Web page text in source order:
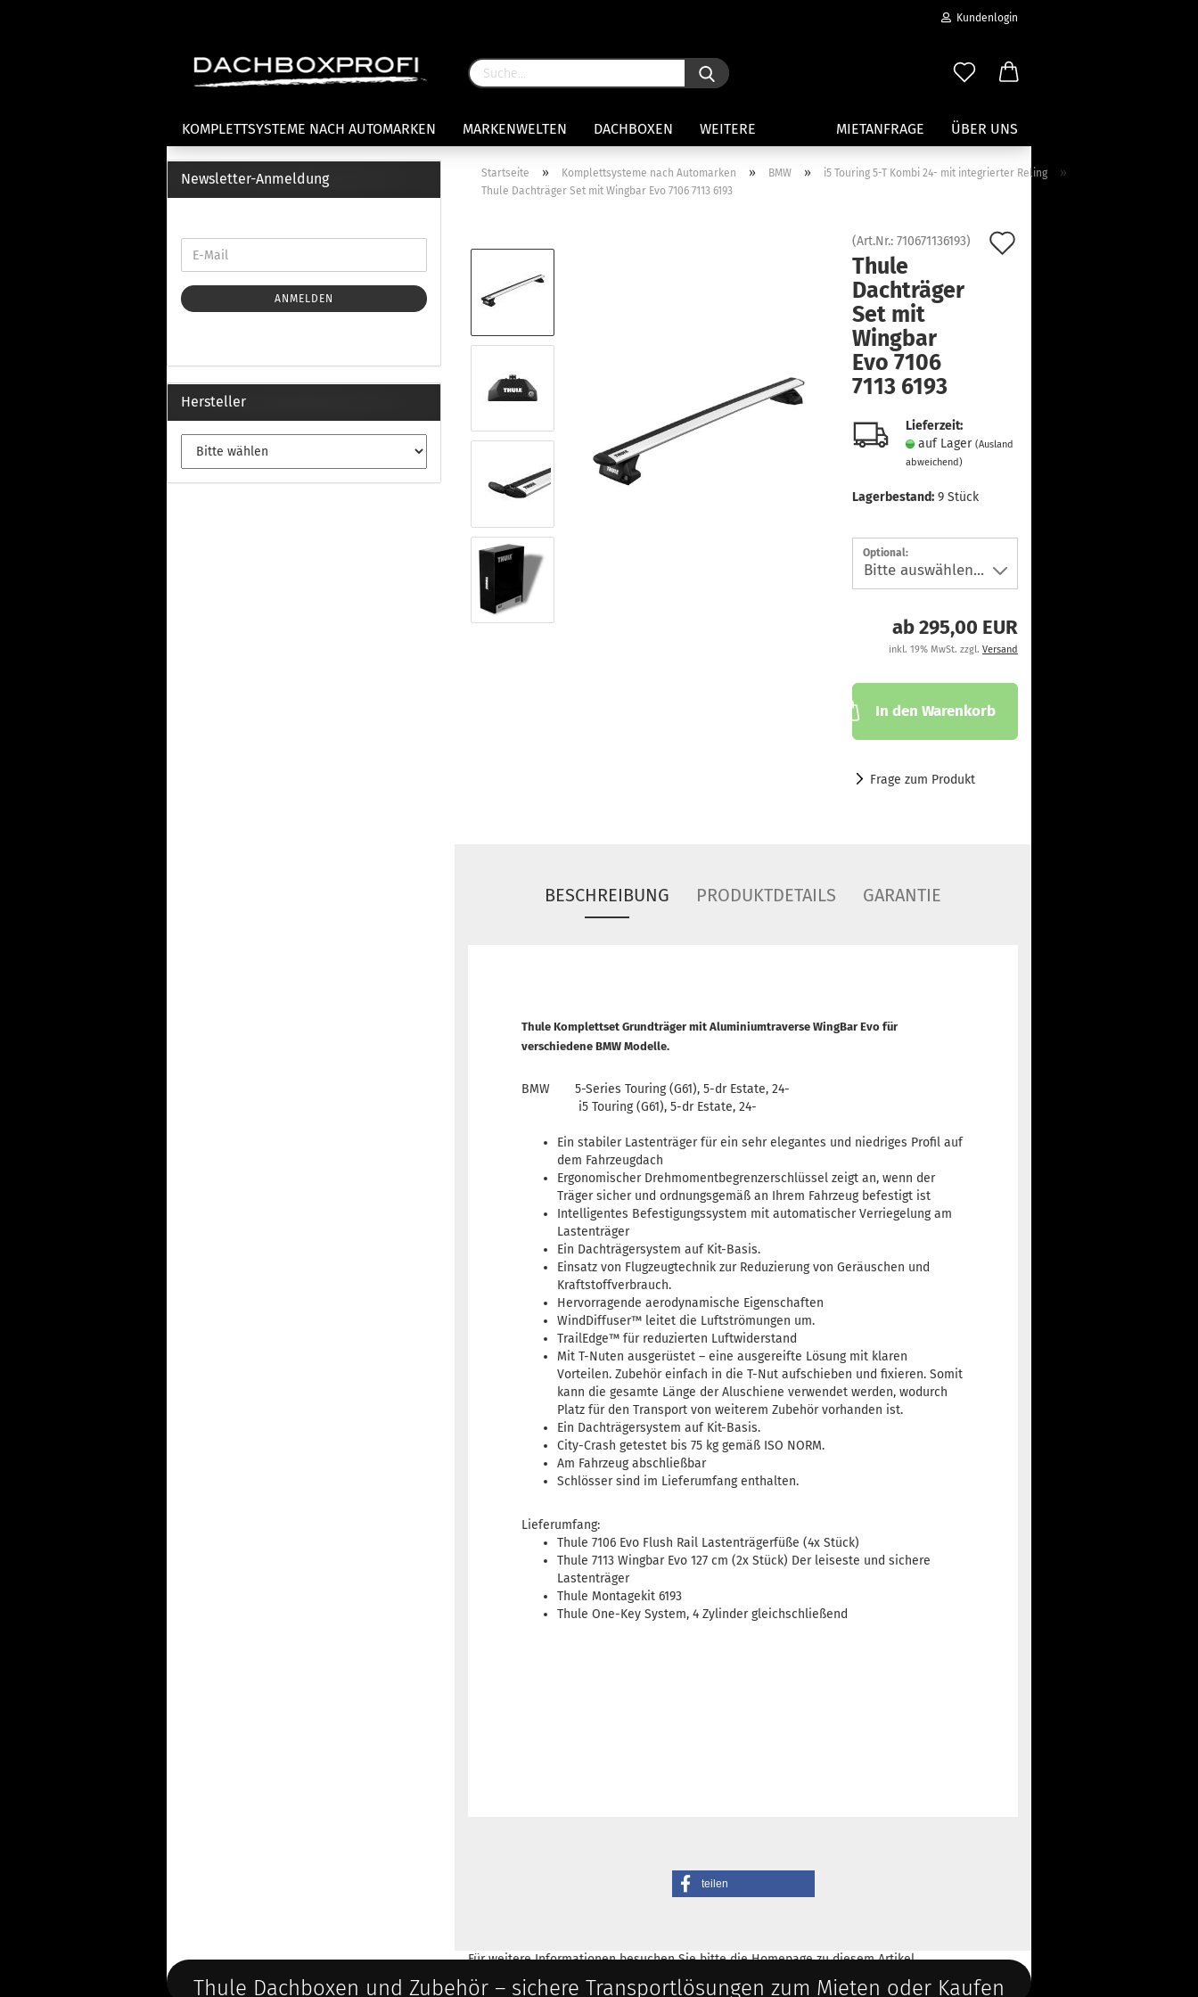
Kundenlogin
Passwort vergessen?
KOMPLETTSYSTEME NACH AUTOMARKEN MARKENWELTEN DACHBOXEN MIETANFRAGE ÜBER UNS
WEITERE
Heckklappenfahrradträger
Anhängekupplungsträger
E-Bike Fahrradträger
Universaltträger Reling
Thule Montagekits 50.. für 7105
normalen Dach
Thule Montagekits 40.. für 753
Fußsatz Fahrzeuge mit
integrierter Reling
Thule Montagekits 60.. für 7106
Fußsatz Fahrzeuge mit
Kajak und Kanuträger
Träger für Surfbretter
Zubehör für Wassersportträger
Startseite » Komplettsysteme nach Automarken » BMW » i5 Touring 5-T Kombi 24- mit integrierter Reling »
Thule Dachträger Set mit Wingbar Evo 7106 7113 6193
(Art.Nr.:710671136193)
Thule
Dachträger
Set mit
Wingbar
Evo 7106
7113 6193
Lieferzeit:
auf Lager(Ausland
abweichend)
Lagerbestand: 9Stück
Optional:
ab 295,00 EUR
inkl. 19% MwSt. zzgl. Versand
In den Warenkorb
Frage zum Produkt
BESCHREIBUNG PRODUKTDETAILS GARANTIE
Thule Komplettset Grundträger mit Aluminiumtraverse WingBar Evo für
verschiedene BMW Modelle.
BMW 5-Series Touring (G61), 5-dr Estate, 24-
i5 Touring (G61), 5-dr Estate, 24-
Ein stabiler Lastenträger für ein sehr elegantes und niedriges Profil auf
dem Fahrzeugdach
Ergonomischer Drehmomentbegrenzerschlüssel zeigt an, wenn der
Träger sicher und ordnungsgemäß an Ihrem Fahrzeug befestigt ist
Intelligentes Befestigungssystem mit automatischer Verriegelung am
Lastenträger
Ein Dachträgersystem auf Kit-Basis.
Einsatz von Flugzeugtechnik zur Reduzierung von Geräuschen und
Kraftstoffverbrauch.
Hervorragende aerodynamische Eigenschaften
WindDiffuser™ leitet die Luftströmungen um.
TrailEdge™ für reduzierten Luftwiderstand
Mit T-Nuten ausgerüstet – eine ausgereifte Lösung mit klaren
Vorteilen. Zubehör einfach in die T-Nut aufschieben und fixieren. Somit
kann die gesamte Länge der Aluschiene verwendet werden, wodurch
Platz für den Transport von weiterem Zubehör vorhanden ist.
Ein Dachträgersystem auf Kit-Basis.
City-Crash getestet bis 75 kg gemäß ISO NORM.
Am Fahrzeug abschließbar
Schlösser sind im Lieferumfang enthalten.
Lieferumfang:
Thule 7106 Evo Flush Rail Lastenträgerfüße (4x Stück)
Thule 7113 Wingbar Evo 127 cm (2x Stück) Der leiseste und sichere
Lastenträger
Thule Montagekit 6193
Thule One-Key System, 4 Zylinder gleichschließend
teilen
Für weitere Informationen besuchen Sie bitte dieHomepagezu diesem Artikel.
Newsletter-Anmeldung
ANMELDEN
Hersteller
Thule Dachboxen und Zubehör – sichere Transportlösungen zum Mieten oder Kaufen